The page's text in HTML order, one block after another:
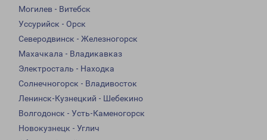
Могилев - Витебск
Уссурийск - Орск
Северодвинск - Железногорск
Махачкала - Владикавказ
Электросталь - Находка
Солнечногорск - Владивосток
Ленинск-Кузнецкий - Шебекино
Волгодонск - Усть-Каменогорск
Новокузнецк - Углич